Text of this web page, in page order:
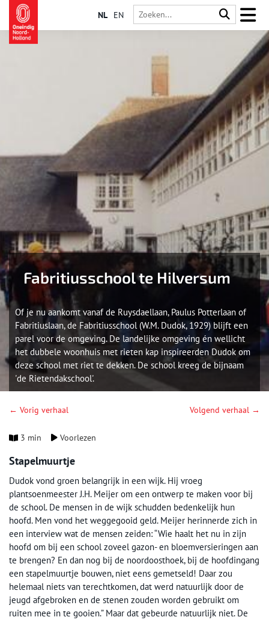
NL EN
Fabritiusschool te Hilversum
Of je nu aankomt vanaf de Ruysdaellaan, Paulus Potterlaan of
Fabritiuslaan, de Fabritiusschool (W.M. Dudok, 1929) blijft een
parel voor de omgeving. De landelijke omgeving én wellicht
het dubbele woonhuis met rieten kap inspireerden Dudok om
deze school met riet te dekken. De school kreeg de bijnaam
'de Rietendakschool'.
← Vorig verhaal Volgend verhaal →
3 min Voorlezen
Stapelmuurtje
Dudok vond groen belangrijk in een wijk. Hij vroeg
plantsoenmeester J.H. Meijer om een ontwerp te maken voor bij
de school. De mensen in de wijk schudden bedenkelijk hun
hoofd. Men vond het weggegooid geld. Meijer herinnerde zich in
een interview wat de mensen zeiden: “Wie haalt het nu in zijn
hoofd om bij een school zoveel gazon- en bloemversieringen aan
te brengen? En dan nog bij de noordoosthoek, bij de hoofdingang
een stapelmuurtje bouwen, niet eens gemetseld! Daar zou
helemaal niets van terechtkomen, dat werd natuurlijk door de
jeugd afgebroken en de stenen zouden worden gebruikt om
ruiten mee in te gooien.” Maar dat gebeurde natuurlijk niet. De